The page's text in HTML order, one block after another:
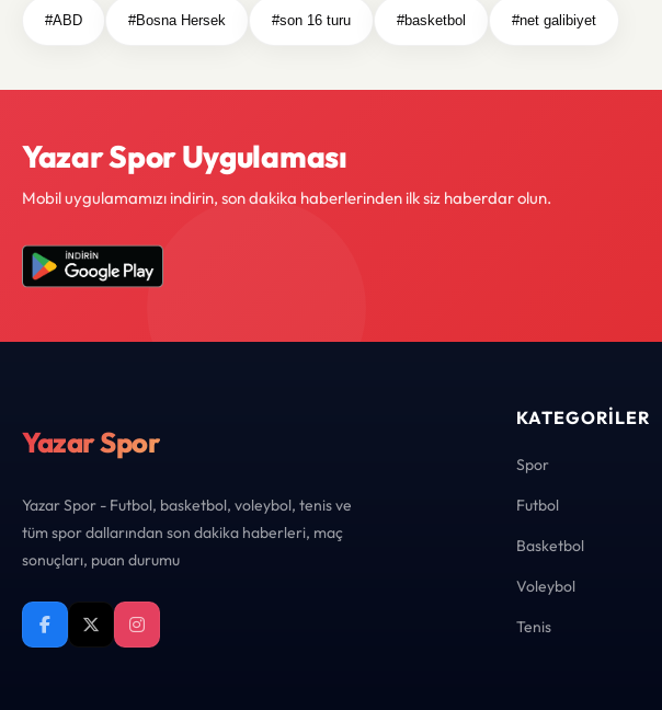
#ABD #Bosna Hersek #son 16 turu #basketbol #net galibiyet
Yazar Spor Uygulaması
Mobil uygulamamızı indirin, son dakika haberlerinden ilk siz haberdar olun.
Yazar Spor
Yazar Spor - Futbol, basketbol, voleybol, tenis ve
tüm spor dallarından son dakika haberleri, maç
sonuçları, puan durumu
KATEGORILER
Spor
Futbol
Basketbol
Voleybol
Tenis